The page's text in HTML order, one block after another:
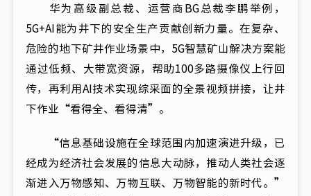
华为高级副总裁、运营商BG总裁李鹏举例，
5G+AI能为井下的安全生产贡献创新力量。在复杂、
危险的地下矿井作业场景中，5G智慧矿山解决方案能
通过低频、大带宽资源，帮助100多路摄像仪上行回
传，再利用AI技术实现综采面的全景视频拼接，让井
下作业“看得全、看得清”。
“信息基础设施在全球范围内加速演进升级，已
经成为经济社会发展的信息大动脉，推动人类社会逐
渐进入万物感知、万物互联、万物智能的新时代。”